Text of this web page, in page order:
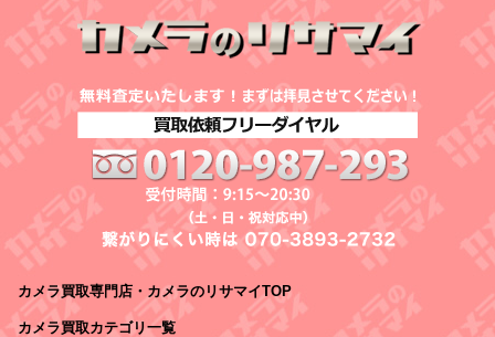
カメラ買取専門店・カメラのリサマイTOP
カメラ買取カテゴリ一覧